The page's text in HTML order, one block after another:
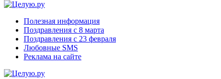
Полезная информация
Поздравления с 8 марта
Поздравления с 23 февраля
Любовные SMS
Реклама на сайте